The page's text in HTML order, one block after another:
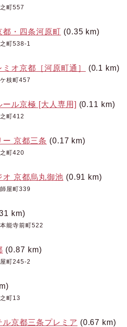
町557
都・四条河原町 (0.35 km)
町538-1
オ京都［河原町通］ (0.1 km)
枝町457
ール京極 [大人専用] (0.11 km)
町412
ー 京都三条 (0.17 km)
町420
オ 京都烏丸御池 (0.91 km)
屋町339
km)
能寺前町522
(0.87 km)
町245-2
町13
京都三条プレミア (0.67 km)